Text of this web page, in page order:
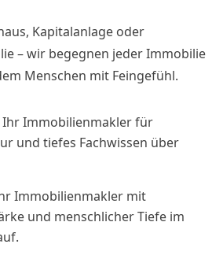
Kapitalanlage oder
– wir begegnen jeder Immobilie
Menschen mit Feingefühl.
Ihr Immobilienmakler für
und tiefes Fachwissen über
Immobilienmakler mit
und menschlicher Tiefe im